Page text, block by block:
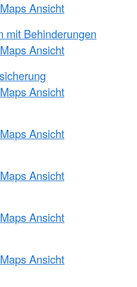
Ansicht
mit Behinderungen
Ansicht
Ansicht
Ansicht
Ansicht
Ansicht
Ansicht